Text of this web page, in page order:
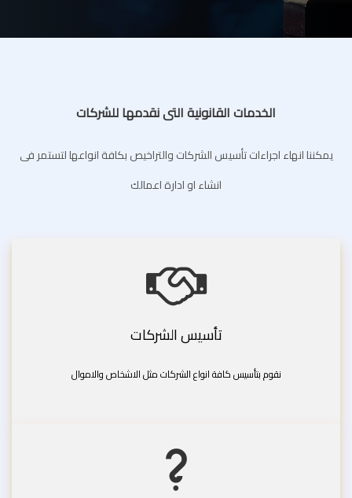
الخدمات القانونية التى نقدمها للشركات
يمكننا انهاء اجراءات تأسيس الشركات والتراخيص بكافة انواعها لتستمر فى
انشاء او ادارة اعمالك
تأسيس الشركات
نقوم بتأسيس كافة انواع الشركات مثل الاشخاص والاموال